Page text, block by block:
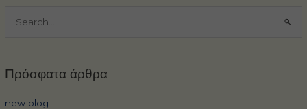
για:
Πρόσφατα άρθρα
new blog